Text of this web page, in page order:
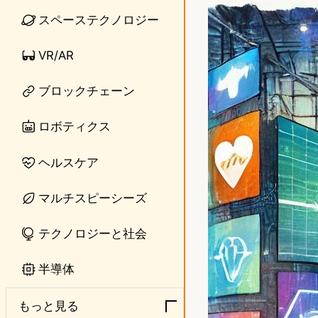
スペーステクノロジー
VR/AR
ブロックチェーン
ロボティクス
ヘルスケア
マルチスピーシーズ
テクノロジーと社会
半導体
もっと見る
n
e
s
t
o
d
o
n